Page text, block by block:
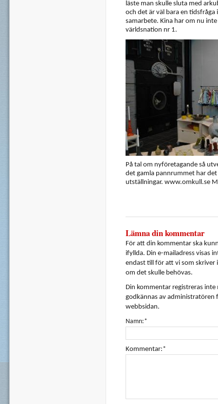
läste man skulle sluta med
och det är väl bara en
samarbete. Kina har om nu
världsnation nr 1.
På tal om nyföretagande så
det gamla pannrummet har
utställningar. www.omkull.se
Lämna din kommentar
För att din kommentar ska
ifyllda. Din e-mailadress visas
endast till för att vi som skriver
om det skulle behövas.
Din kommentar registreras
godkännas av administratören
webbsidan.
Namn:*
Kommentar:*